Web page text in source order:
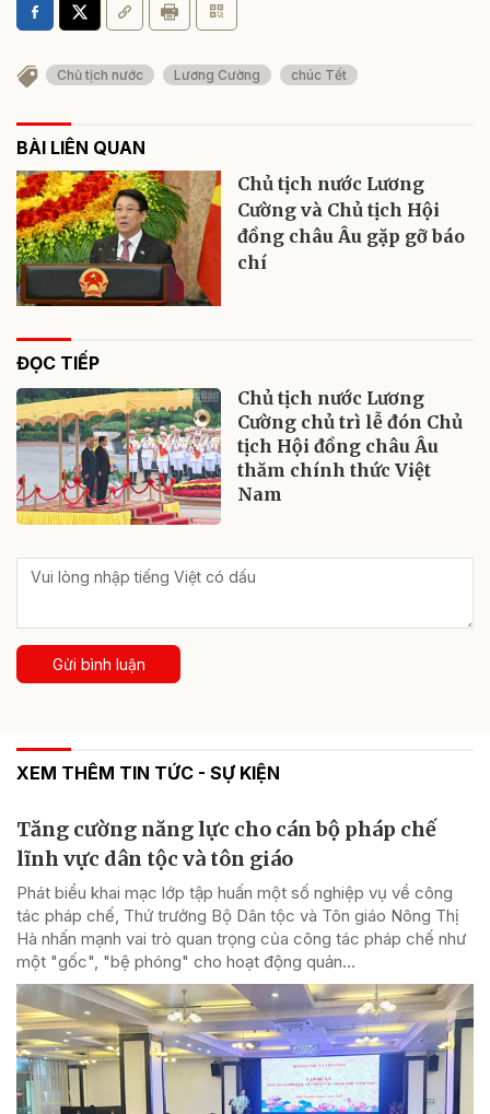
Chủ tịch nước Lương Cường chúc Tết
BÀI LIÊN QUAN
Chủ tịch nước Lương
Cường và Chủ tịch Hội
đồng châu Âu gặp gỡ báo
chí
ĐỌC TIẾP
Chủ tịch nước Lương
Cường chủ trì lễ đón Chủ
tịch Hội đồng châu Âu
thăm chính thức Việt
Nam
Gửi bình luận
XEM THÊM TIN TỨC - SỰ KIỆN
Tăng cường năng lực cho cán bộ pháp chế
lĩnh vực dân tộc và tôn giáo
Phát biểu khai mạc lớp tập huấn một số nghiệp vụ về công
tác pháp chế, Thứ trưởng Bộ Dân tộc và Tôn giáo Nông Thị
Hà nhấn mạnh vai trò quan trọng của công tác pháp chế như
một "gốc", "bệ phóng" cho hoạt động quản...